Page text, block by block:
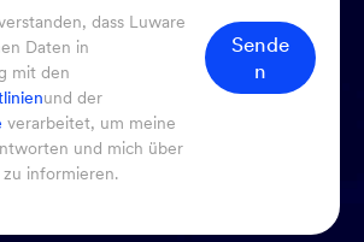
dass Luware
Daten in
mit den
und der
verarbeitet, um meine
und mich über
informieren.
Sende
n